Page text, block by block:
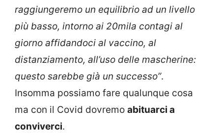
raggiungeremo un equilibrio ad un livello
più basso, intorno ai 20mila contagi al
giorno affidandoci al vaccino, al
distanziamento, all’uso delle mascherine:
questo sarebbe già un successo”.
Insomma possiamo fare qualunque cosa
ma con il Covid dovremo abituarci a
conviverci.